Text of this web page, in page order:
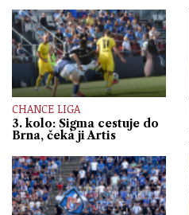
CHANCE LIGA
3. kolo: Sigma cestuje do
Brna, čeká ji Artis